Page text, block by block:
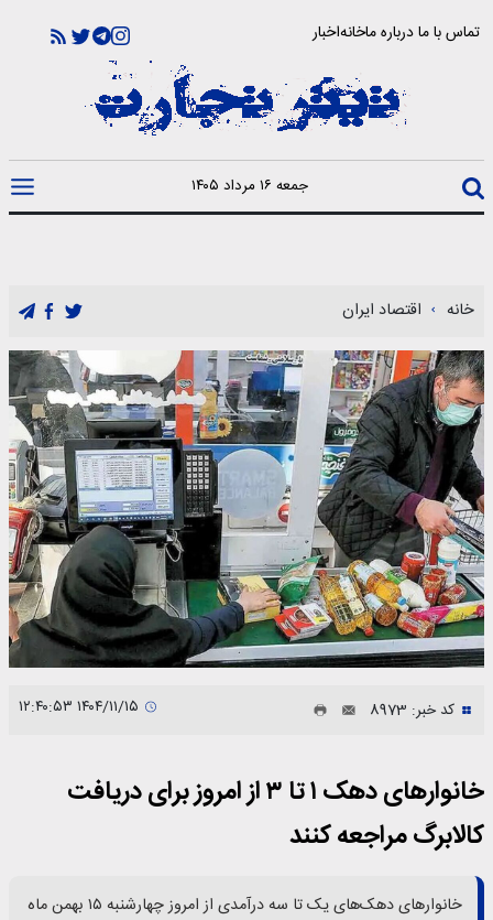
تماس با مادرباره ماخانهاخبار
جمعه ۱۶ مرداد ۱۴۰۵
خانه اقتصاد ایران
کد خبر: 8973
خانوارهای دهک ۱ تا ۳ از امروز برای دریافت
کالابرگ مراجعه کنند
خانوارهای دهک‌های یک تا سه درآمدی از امروز چهارشنبه ۱۵ بهمن ماه